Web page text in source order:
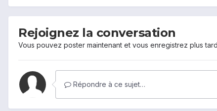
Rejoignez la conversation
Vous pouvez poster maintenant et vous enregistrez plus
Répondre à ce sujet…